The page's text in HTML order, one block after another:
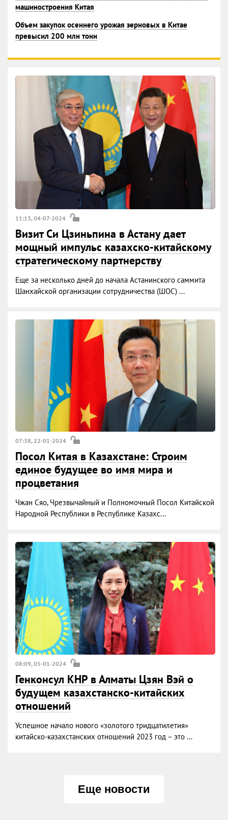
машиностроения Китая
Объем закупок осеннего урожая зерновых в Китае
превысил 200 млн тонн
11:13, 04-07-2024
Визит Си Цзиньпина в Астану дает
мощный импульс казахско-китайскому
стратегическому партнерству
Еще за несколько дней до начала Астанинского саммита
Шанхайской организации сотрудничества (ШОС) ...
07:38, 22-01-2024
Посол Китая в Казахстане: Строим
единое будущее во имя мира и
процветания
Чжан Сяо, Чрезвычайный и Полномочный Посол Китайской
Народной Республики в Республике Казахс...
08:09, 05-01-2024
Генконсул КНР в Алматы Цзян Вэй о
будущем казахстанско-китайских
отношений
Успешное начало нового «золотого тридцатилетия»
китайско-казахстанских отношений 2023 год – это ...
Еще новости